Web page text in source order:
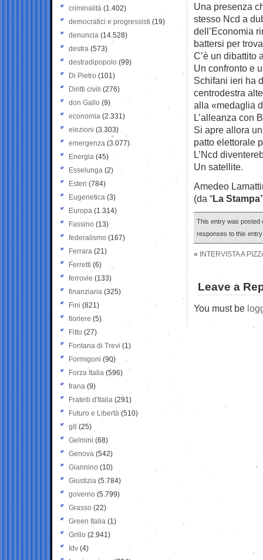
Una presenza
stesso Ncd a
dell’Economia
battersi per
C’è un dibattito
Un confronto e
Schifani ieri ha
centrodestra
alla «medaglia
L’alleanza con
Si apre allora
patto elettorale
L’Ncd
Un satellite.
Amedeo
(da “La
This entry was posted
responses to this
« INTERVISTA A
Leave a
You must be
criminalità (1.402)
democratici e progressisti (19)
denuncia (14.528)
destra (573)
destradipopolo (99)
Di Pietro (101)
Diritti civili (276)
don Gallo (9)
economia (2.331)
elezioni (3.303)
emergenza (3.077)
Energia (45)
Esselunga (2)
Esteri (784)
Eugenetica (3)
Europa (1.314)
Fassino (13)
federalismo (167)
Ferrara (21)
Ferretti (6)
ferrovie (133)
finanziaria (325)
Fini (821)
fioriere (5)
Fitto (27)
Fontana di Trevi (1)
Formigoni (90)
Forza Italia (596)
frana (9)
Fratelli d'Italia (291)
Futuro e Libertà (510)
g8 (25)
Gelmini (68)
Genova (542)
Giannino (10)
Giustizia (5.784)
governo (5.799)
Grasso (22)
Green Italia (1)
Grillo (2.941)
Idv (4)